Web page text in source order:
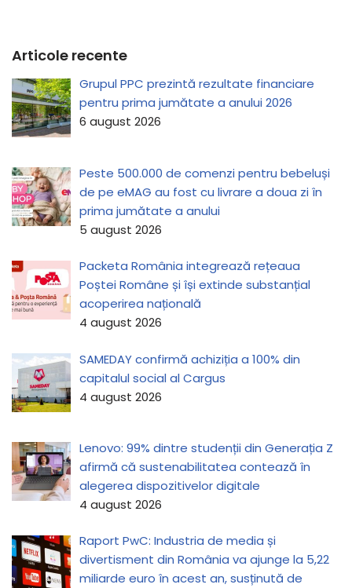
Articole recente
Grupul PPC prezintă rezultate financiare
pentru prima jumătate a anului 2026
6 august 2026
Peste 500.000 de comenzi pentru bebeluși
de pe eMAG au fost cu livrare a doua zi în
prima jumătate a anului
5 august 2026
Packeta România integrează rețeaua
Poștei Române și își extinde substanțial
acoperirea națională
4 august 2026
SAMEDAY confirmă achiziția a 100% din
capitalul social al Cargus
4 august 2026
Lenovo: 99% dintre studenții din Generația Z
afirmă că sustenabilitatea contează în
alegerea dispozitivelor digitale
4 august 2026
Raport PwC: Industria de media și
divertisment din România va ajunge la 5,22
miliarde euro în acest an, susținută de